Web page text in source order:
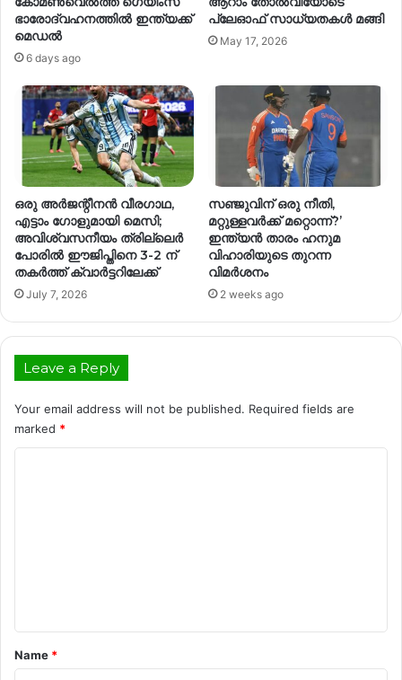
ഭാരോദ്വഹനത്തിൽ ഇന്ത്യക്ക്
മെഡൽ
6 days ago
പ്ലേഓഫ് സാധ്യതകൾ മങ്ങി
May 17, 2026
ഒരു അർജന്റീനൻ വീരഗാഥ,
എട്ടാം ഗോളുമായി മെസി;
അവിശ്വസനീയം ത്രില്ലെർ
പോരിൽ ഈജിപ്തിനെ 3-2 ന്
തകർത്ത് ക്വാർട്ടറിലേക്ക്
July 7, 2026
സഞ്ജുവിന് ഒരു നീതി,
മറ്റുള്ളവർക്ക് മറ്റൊന്ന്?’
ഇന്ത്യൻ താരം ഹനുമ
വിഹാരിയുടെ തുറന്ന
വിമർശനം
2 weeks ago
Leave a Reply
Your email address will not be published. Required fields are
marked *
*
Name *